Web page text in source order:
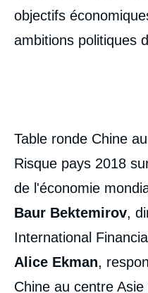
objectifs
ambitions politiques
Table ronde Chine
Risque pays 2018
de l'économie
Baur Bektemirov,
International
Alice Ekman,
Chine au centre